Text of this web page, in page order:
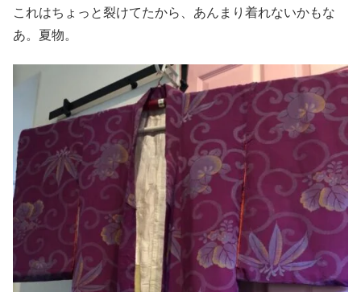
これはちょっと裂けてたから、あんまり着れないかもな
あ。夏物。